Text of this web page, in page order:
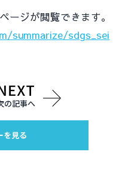
ージが閲覧できます。
summarize/sdgs_sei
の記事へ
を見る